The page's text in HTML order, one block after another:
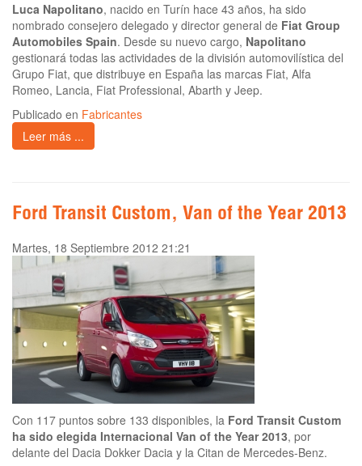
Luca Napolitano, nacido en Turín hace 43 años, ha sido
nombrado consejero delegado y director general de Fiat Group
Automobiles Spain. Desde su nuevo cargo, Napolitano
gestionará todas las actividades de la división automovilística del
Grupo Fiat, que distribuye en España las marcas Fiat, Alfa
Romeo, Lancia, Fiat Professional, Abarth y Jeep.
Publicado en Fabricantes
Leer más ...
Ford Transit Custom, Van of the Year 2013
Martes, 18 Septiembre 2012 21:21
Con 117 puntos sobre 133 disponibles, la Ford Transit Custom
ha sido elegida Internacional Van of the Year 2013, por
delante del Dacia Dokker Dacia y la Citan de Mercedes-Benz.